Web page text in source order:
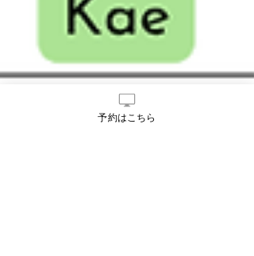
予約はこちら